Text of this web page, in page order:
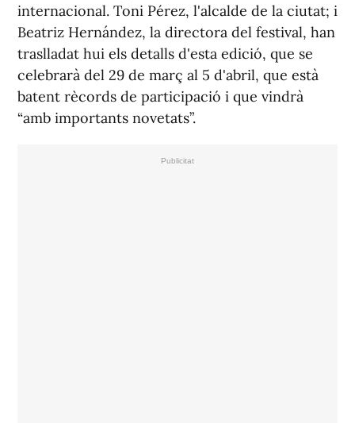
internacional. Toni Pérez, l'alcalde de la ciutat; i
Beatriz Hernández, la directora del festival, han
traslladat hui els detalls d'esta edició, que se
celebrarà del 29 de març al 5 d'abril, que està
batent rècords de participació i que vindrà
“amb importants novetats”.